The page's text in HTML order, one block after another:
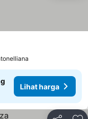
Lihat harga